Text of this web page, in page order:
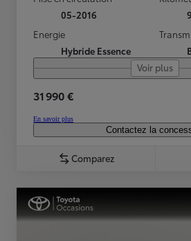
05-2016
Energie
Hybride Essence
Voir plus
31 990 €
En savoir plus
Contactez la
Comparez